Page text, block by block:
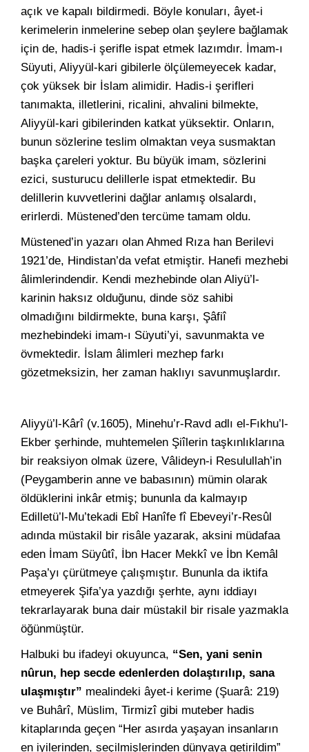
açık ve kapalı bildirmedi. Böyle konuları, âyet-i
kerimelerin inmelerine sebep olan şeylere bağlamak
için de, hadis-i şerifle ispat etmek lazımdır. İmam-ı
Süyuti, Aliyyül-kari gibilerle ölçülemeyecek kadar,
çok yüksek bir İslam alimidir. Hadis-i şerifleri
tanımakta, illetlerini, ricalini, ahvalini bilmekte,
Aliyyül-kari gibilerinden katkat yüksektir. Onların,
bunun sözlerine teslim olmaktan veya susmaktan
başka çareleri yoktur. Bu büyük imam, sözlerini
ezici, susturucu delillerle ispat etmektedir. Bu
delillerin kuvvetlerini dağlar anlamış olsalardı,
erirlerdi. Müstened’den tercüme tamam oldu.
Müstened’in yazarı olan Ahmed Rıza han Berilevi
1921’de, Hindistan’da vefat etmiştir. Hanefi mezhebi
âlimlerindendir. Kendi mezhebinde olan Aliyü’l-
karinin haksız olduğunu, dinde söz sahibi
olmadığını bildirmekte, buna karşı, Şâfiî
mezhebindeki imam-ı Süyuti’yi, savunmakta ve
övmektedir. İslam âlimleri mezhep farkı
gözetmeksizin, her zaman haklıyı savunmuşlardır.
Aliyyü’l-Kârî (v.1605), Minehu’r-Ravd adlı el-Fıkhu’l-
Ekber şerhinde, muhtemelen Şiîlerin taşkınlıklarına
bir reaksiyon olmak üzere, Vâlideyn-i Resulullah’in
(Peygamberin anne ve babasının) mümin olarak
öldüklerini inkâr etmiş; bununla da kalmayıp
Edilletü’l-Mu’tekadi Ebî Hanîfe fî Ebeveyi’r-Resûl
adında müstakil bir risâle yazarak, aksini müdafaa
eden İmam Süyûtî, İbn Hacer Mekkî ve İbn Kemâl
Paşa’yı çürütmeye çalışmıştır. Bununla da iktifa
etmeyerek Şifa’ya yazdığı şerhte, aynı iddiayı
tekrarlayarak buna dair müstakil bir risale yazmakla
öğünmüştür.
Halbuki bu ifadeyi okuyunca, “Sen, yani senin
nûrun, hep secde edenlerden dolaştırılıp, sana
ulaşmıştır” mealindeki âyet-i kerime (Şuarâ: 219)
ve Buhârî, Müslim, Tirmizî gibi muteber hadis
kitaplarında geçen “Her asırda yaşayan insanların
en iyilerinden, seçilmişlerinden dünyaya getirildim”